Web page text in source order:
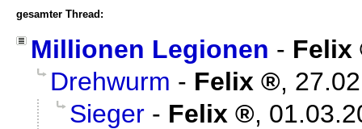
gesamter Thread:
Millionen Legionen - Felix
Drehwurm - Felix ,
Sieger - Felix ,